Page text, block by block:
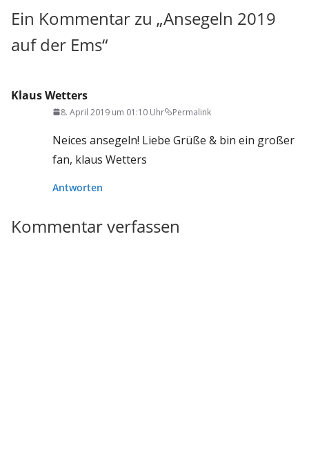
Ein Kommentar zu „Ansegeln 2019
auf der Ems“
Klaus Wetters
8. April 2019 um 01:10 Uhr Permalink
Neices ansegeln! Liebe Grüße & bin ein großer
fan, klaus Wetters
Antworten
Kommentar verfassen